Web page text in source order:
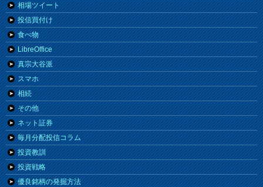
相場ツイート
投信買付け
食べ物
LibreOffice
真宗大谷派
スマホ
相続
その他
ネット証券
毎月分配投信コラム
投資教訓
投資戦略
優良銘柄の発掘方法